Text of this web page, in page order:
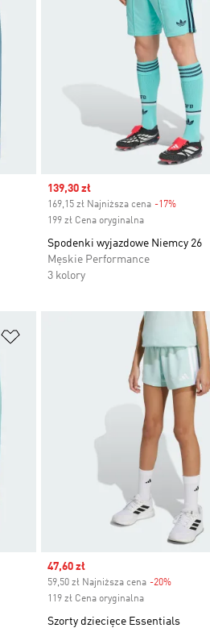
Sale price
139,30 zł
169,15 zł Najniższa cena -17%Discount
199 zł Cena oryginalna
Spodenki wyjazdowe Niemcy 26
Męskie Performance
3 kolory
Dodaj do listy życzeń
Sale price
47,60 zł
59,50 zł Najniższa cena -20%Discount
119 zł Cena oryginalna
Szorty dziecięce Essentials